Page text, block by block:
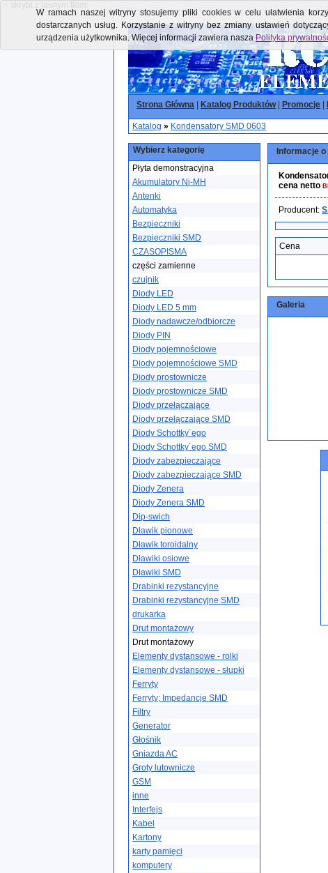
- skrypt z jasnym tłem:
Strona Główna Katalog Produktów| Promocje
Katalog » Kondensatory SMD 0603
Wybierz kategorię
Płyta demonstracyjna
Akumulatory Ni-MH
Antenki
Automatyka
Bezpieczniki
Bezpieczniki SMD
CZASOPISMA
części zamienne
czujnik
Diody LED
Diody LED 5 mm
Diody nadawcze/odbiorcze
Diody PIN
Diody pojemnościowe
Diody pojemnościowe SMD
Diody prostownicze
Diody prostownicze SMD
Diody przełączające
Diody przełączające SMD
Diody Schottky´ego
Diody Schottky´ego SMD
Diody zabezpieczające
Diody zabezpieczające SMD
Diody Zenera
Diody Zenera SMD
Dip-swich
Dławik pionowe
Dławik toroidalny
Dławiki osiowe
Dławiki SMD
Drabinki rezystancyjne
Drabinki rezystancyjne SMD
drukarka
Drut montażowy
Drut montażowy
Elementy dystansowe - rolki
Elementy dystansowe - słupki
Ferryty
Ferryty; Impedancje SMD
Filtry
Generator
Głośnik
Gniazda AC
Groty lutownicze
GSM
inne
Interfejs
Kabel
Kartony
karty pamięci
komputery
Informacje
cena netto
Producent:
Cena
Galeria
W ramach naszej witryny stosujemy pliki cookies w celu ułatwienia
dostarczanych usług. Korzystanie z witryny bez zmiany ustawień
urządzenia użytkownika. Więcej informacji zawiera nasza Polityka